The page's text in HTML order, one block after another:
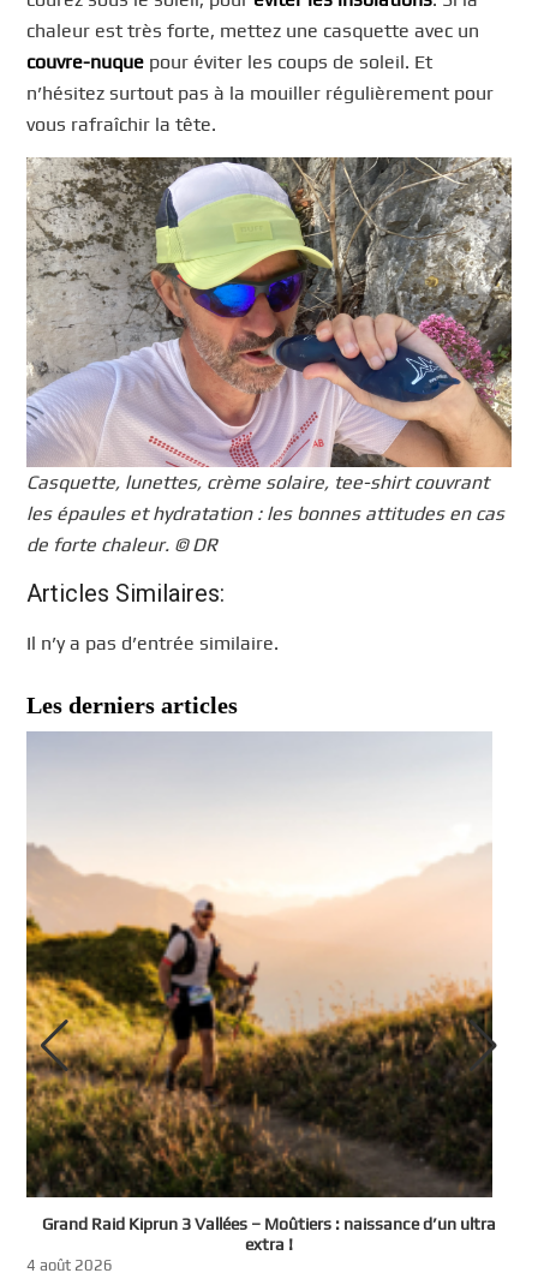
chaleur est très forte, mettez une casquette avec un
couvre-nuque pour éviter les coups de soleil. Et
n’hésitez surtout pas à la mouiller régulièrement pour
vous rafraîchir la tête.
Casquette, lunettes, crème solaire, tee-shirt couvrant
les épaules et hydratation : les bonnes attitudes en cas
de forte chaleur. © DR
Articles Similaires:
Il n’y a pas d’entrée similaire.
Les derniers articles
Grand Raid Kiprun 3 Vallées – Moûtiers : naissance d’un ultra
extra !
4 août 2026